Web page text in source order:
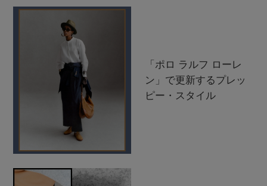
「ポロ ラルフ ローレ
ン」で更新するプレッ
ピー・スタイル